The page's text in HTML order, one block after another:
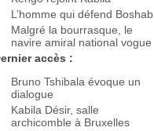
L’homme qui défend Boshab
Malgré la bourrasque, le
navire amiral national vogue
accès :
Bruno Tshibala évoque un
dialogue
Kabila Désir, salle
archicomble à Bruxelles